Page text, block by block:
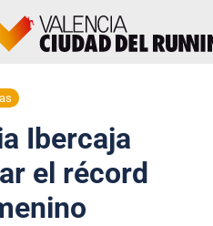
Ibercaja
el récord